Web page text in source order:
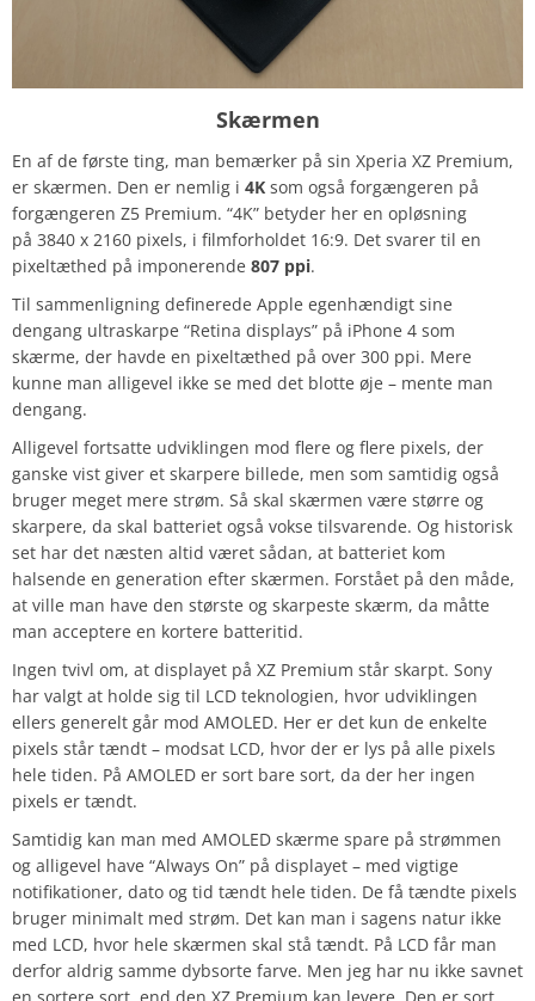
Skærmen
En af de første ting, man bemærker på sin Xperia XZ Premium,
er skærmen. Den er nemlig i 4K som også forgængeren på
forgængeren Z5 Premium. “4K” betyder her en opløsning
på 3840 x 2160 pixels, i filmforholdet 16:9. Det svarer til en
pixeltæthed på imponerende 807 ppi.
Til sammenligning definerede Apple egenhændigt sine
dengang ultraskarpe “Retina displays” på iPhone 4 som
skærme, der havde en pixeltæthed på over 300 ppi. Mere
kunne man alligevel ikke se med det blotte øje – mente man
dengang.
Alligevel fortsatte udviklingen mod flere og flere pixels, der
ganske vist giver et skarpere billede, men som samtidig også
bruger meget mere strøm. Så skal skærmen være større og
skarpere, da skal batteriet også vokse tilsvarende. Og historisk
set har det næsten altid været sådan, at batteriet kom
halsende en generation efter skærmen. Forstået på den måde,
at ville man have den største og skarpeste skærm, da måtte
man acceptere en kortere batteritid.
Ingen tvivl om, at displayet på XZ Premium står skarpt. Sony
har valgt at holde sig til LCD teknologien, hvor udviklingen
ellers generelt går mod AMOLED. Her er det kun de enkelte
pixels står tændt – modsat LCD, hvor der er lys på alle pixels
hele tiden. På AMOLED er sort bare sort, da der her ingen
pixels er tændt.
Samtidig kan man med AMOLED skærme spare på strømmen
og alligevel have “Always On” på displayet – med vigtige
notifikationer, dato og tid tændt hele tiden. De få tændte pixels
bruger minimalt med strøm. Det kan man i sagens natur ikke
med LCD, hvor hele skærmen skal stå tændt. På LCD får man
derfor aldrig samme dybsorte farve. Men jeg har nu ikke savnet